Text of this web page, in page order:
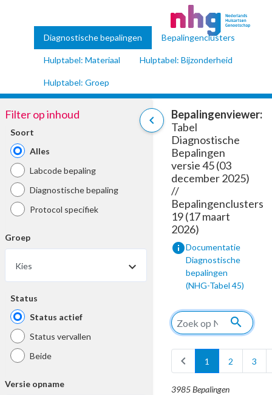
Diagnostische bepalingen Bepalingenclusters
Hulptabel: Materiaal Hulptabel: Bijzonderheid
Hulptabel: Groep
chevron_left
Filter op inhoud
Soort
Alles
Labcode bepaling
Diagnostische bepaling
Protocol specifiek
Groep
Kies
Status
Status actief
Status vervallen
Beide
Versie opname
Bepalingenviewer:
Tabel
Diagnostische
Bepalingen
versie 45 (03
december 2025)
//
Bepalingenclusters
19 (17 maart
2026)
infoDocumentatie
Diagnostische
bepalingen
(NHG-Tabel 45)
search
chevron_left 1 2 3
3985 Bepalingen